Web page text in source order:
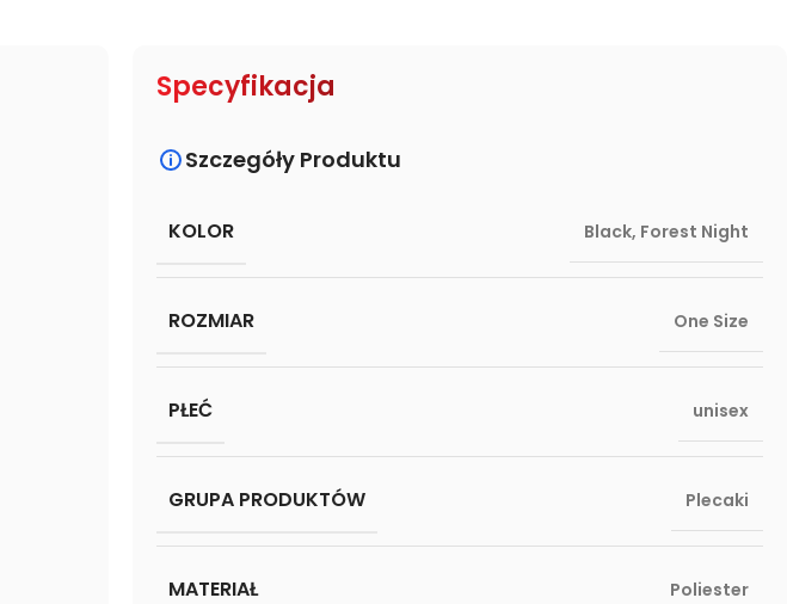
Specyfikacja
Szczegóły Produktu
KOLOR Black, Forest Night
ROZMIAR One Size
PŁEĆ unisex
GRUPA PRODUKTÓW Plecaki
MATERIAŁ Poliester